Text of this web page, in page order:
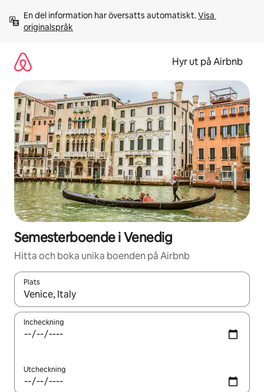
innehåll
En del information har översatts automatiskt. Visa
originalspråk
Hyr ut på Airbnb
Semesterboende i Venedig
Hitta och boka unika boenden på Airbnb
Plats
När resultaten är tillgängliga kan du navigera med upp- och
Incheckning
Utcheckning